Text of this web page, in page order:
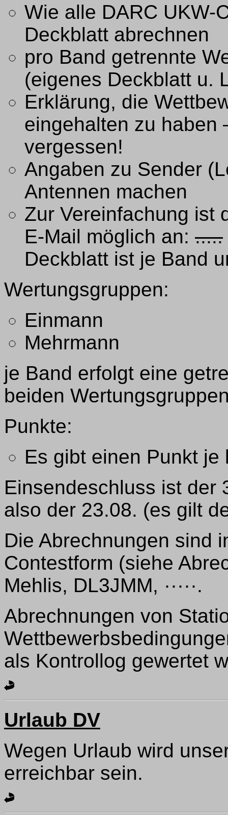
Wie alle DARC UKW-
Deckblatt abrechnen
pro Band getrennte
(eigenes Deckblatt u.
Erklärung, die
eingehalten zu haben
vergessen!
Angaben zu Sender
Antennen machen
Zur Vereinfachung ist
E-Mail möglich an: .....
Deckblatt ist je Band
Wertungsgruppen:
Einmann
Mehrmann
je Band erfolgt eine
beiden
Punkte:
Es gibt einen Punkt
Einsendeschluss ist der
also der 23.08. (es gilt
Die Abrechnungen sind
Contestform (siehe
Mehlis, DL3JMM, ·····.
Abrechnungen von
als Kontrollog gewertet
Urlaub DV
Wegen Urlaub wird
erreichbar sein.